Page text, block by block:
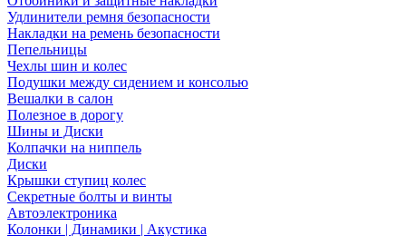
Удлинители ремня безопасности
Накладки на ремень безопасности
Пепельницы
Чехлы шин и колес
Подушки между сидением и консолью
Вешалки в салон
Полезное в дорогу
Шины и Диски
Колпачки на ниппель
Диски
Крышки ступиц колес
Секретные болты и винты
Автоэлектроника
Колонки | Динамики | Акустика